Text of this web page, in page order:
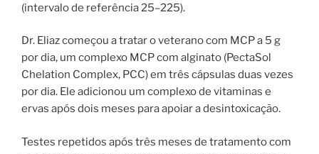
(intervalo de referência 25–225).
Dr. Eliaz começou a tratar o veterano com MCP a 5 g
por dia, um complexo MCP com alginato (PectaSol
Chelation Complex, PCC) em três cápsulas duas vezes
por dia. Ele adicionou um complexo de vitaminas e
ervas após dois meses para apoiar a desintoxicação.
Testes repetidos após três meses de tratamento com